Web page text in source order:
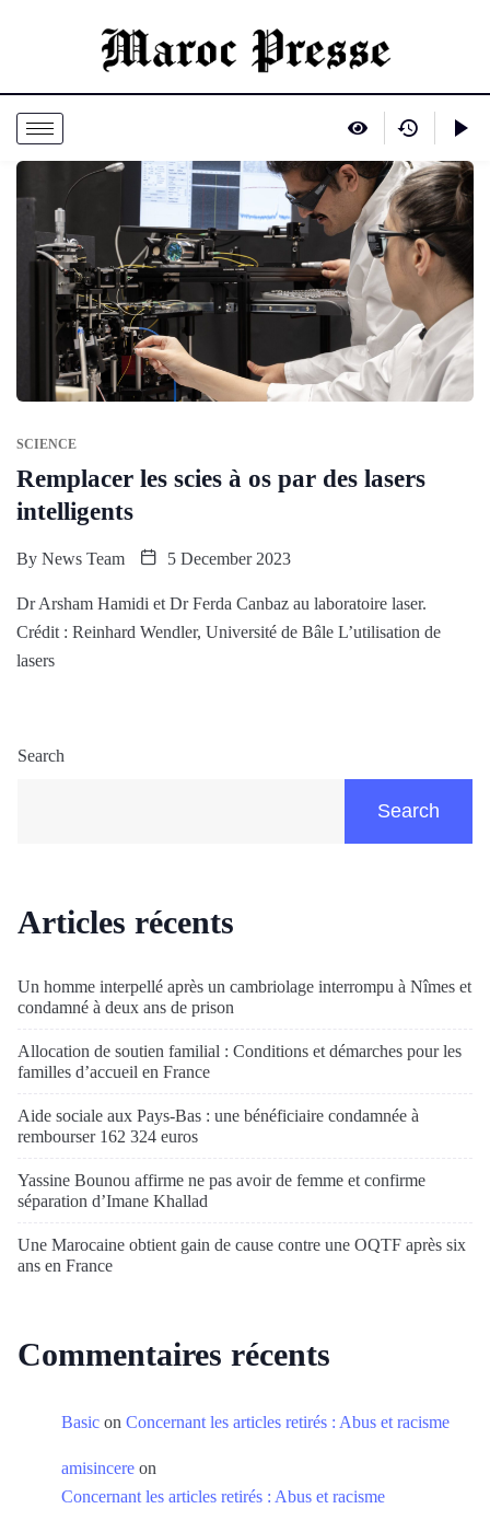
SCIENCE
Remplacer les scies à os par des lasers
intelligents
By News Team 5 December 2023
Dr Arsham Hamidi et Dr Ferda Canbaz au laboratoire laser.
Crédit : Reinhard Wendler, Université de Bâle L’utilisation de
lasers
Search
Search
Articles récents
Un homme interpellé après un cambriolage interrompu à Nîmes et
condamné à deux ans de prison
Allocation de soutien familial : Conditions et démarches pour les
familles d’accueil en France
Aide sociale aux Pays-Bas : une bénéficiaire condamnée à
rembourser 162 324 euros
Yassine Bounou affirme ne pas avoir de femme et confirme
séparation d’Imane Khallad
Une Marocaine obtient gain de cause contre une OQTF après six
ans en France
Commentaires récents
Basic on Concernant les articles retirés : Abus et racisme
amisincere on
Concernant les articles retirés : Abus et racisme